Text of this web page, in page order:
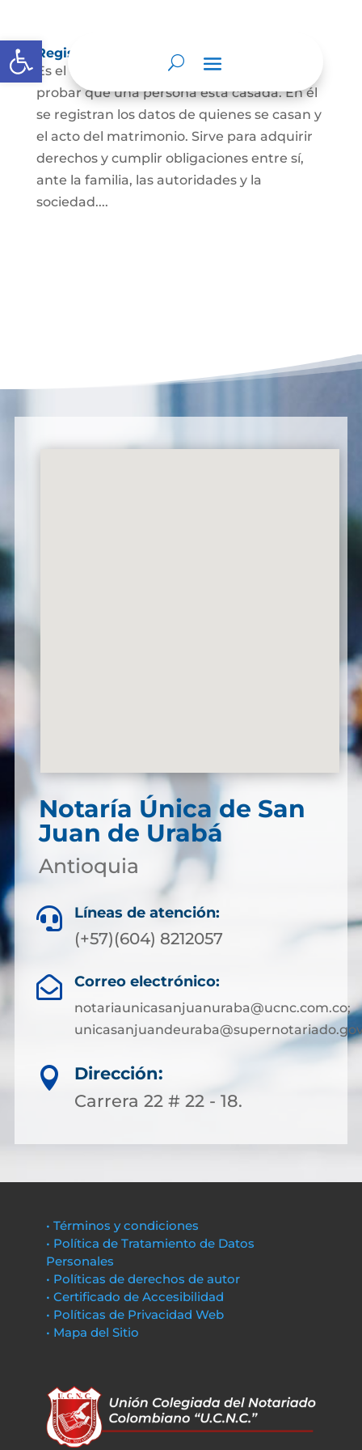
Abrir barra de herramientas
Registro Civil de Matrimonio
Es el documento público necesario para
probar que una persona está casada. En él
se registran los datos de quienes se casan y
el acto del matrimonio. Sirve para adquirir
derechos y cumplir obligaciones entre sí,
ante la familia, las autoridades y la
sociedad....
Notaría Única de San
Juan de Urabá
Antioquia
 Líneas de atención:
(+57)(604) 8212057
 Correo electrónico:
notariaunicasanjuanuraba@ucnc.com.co;

Dirección:
Carrera 22 # 22 - 18.
• Términos y condiciones
• Política de Tratamiento de Datos
Personales
• Políticas de derechos de autor
• Certificado de Accesibilidad
• Políticas de Privacidad Web
• Mapa del Sitio